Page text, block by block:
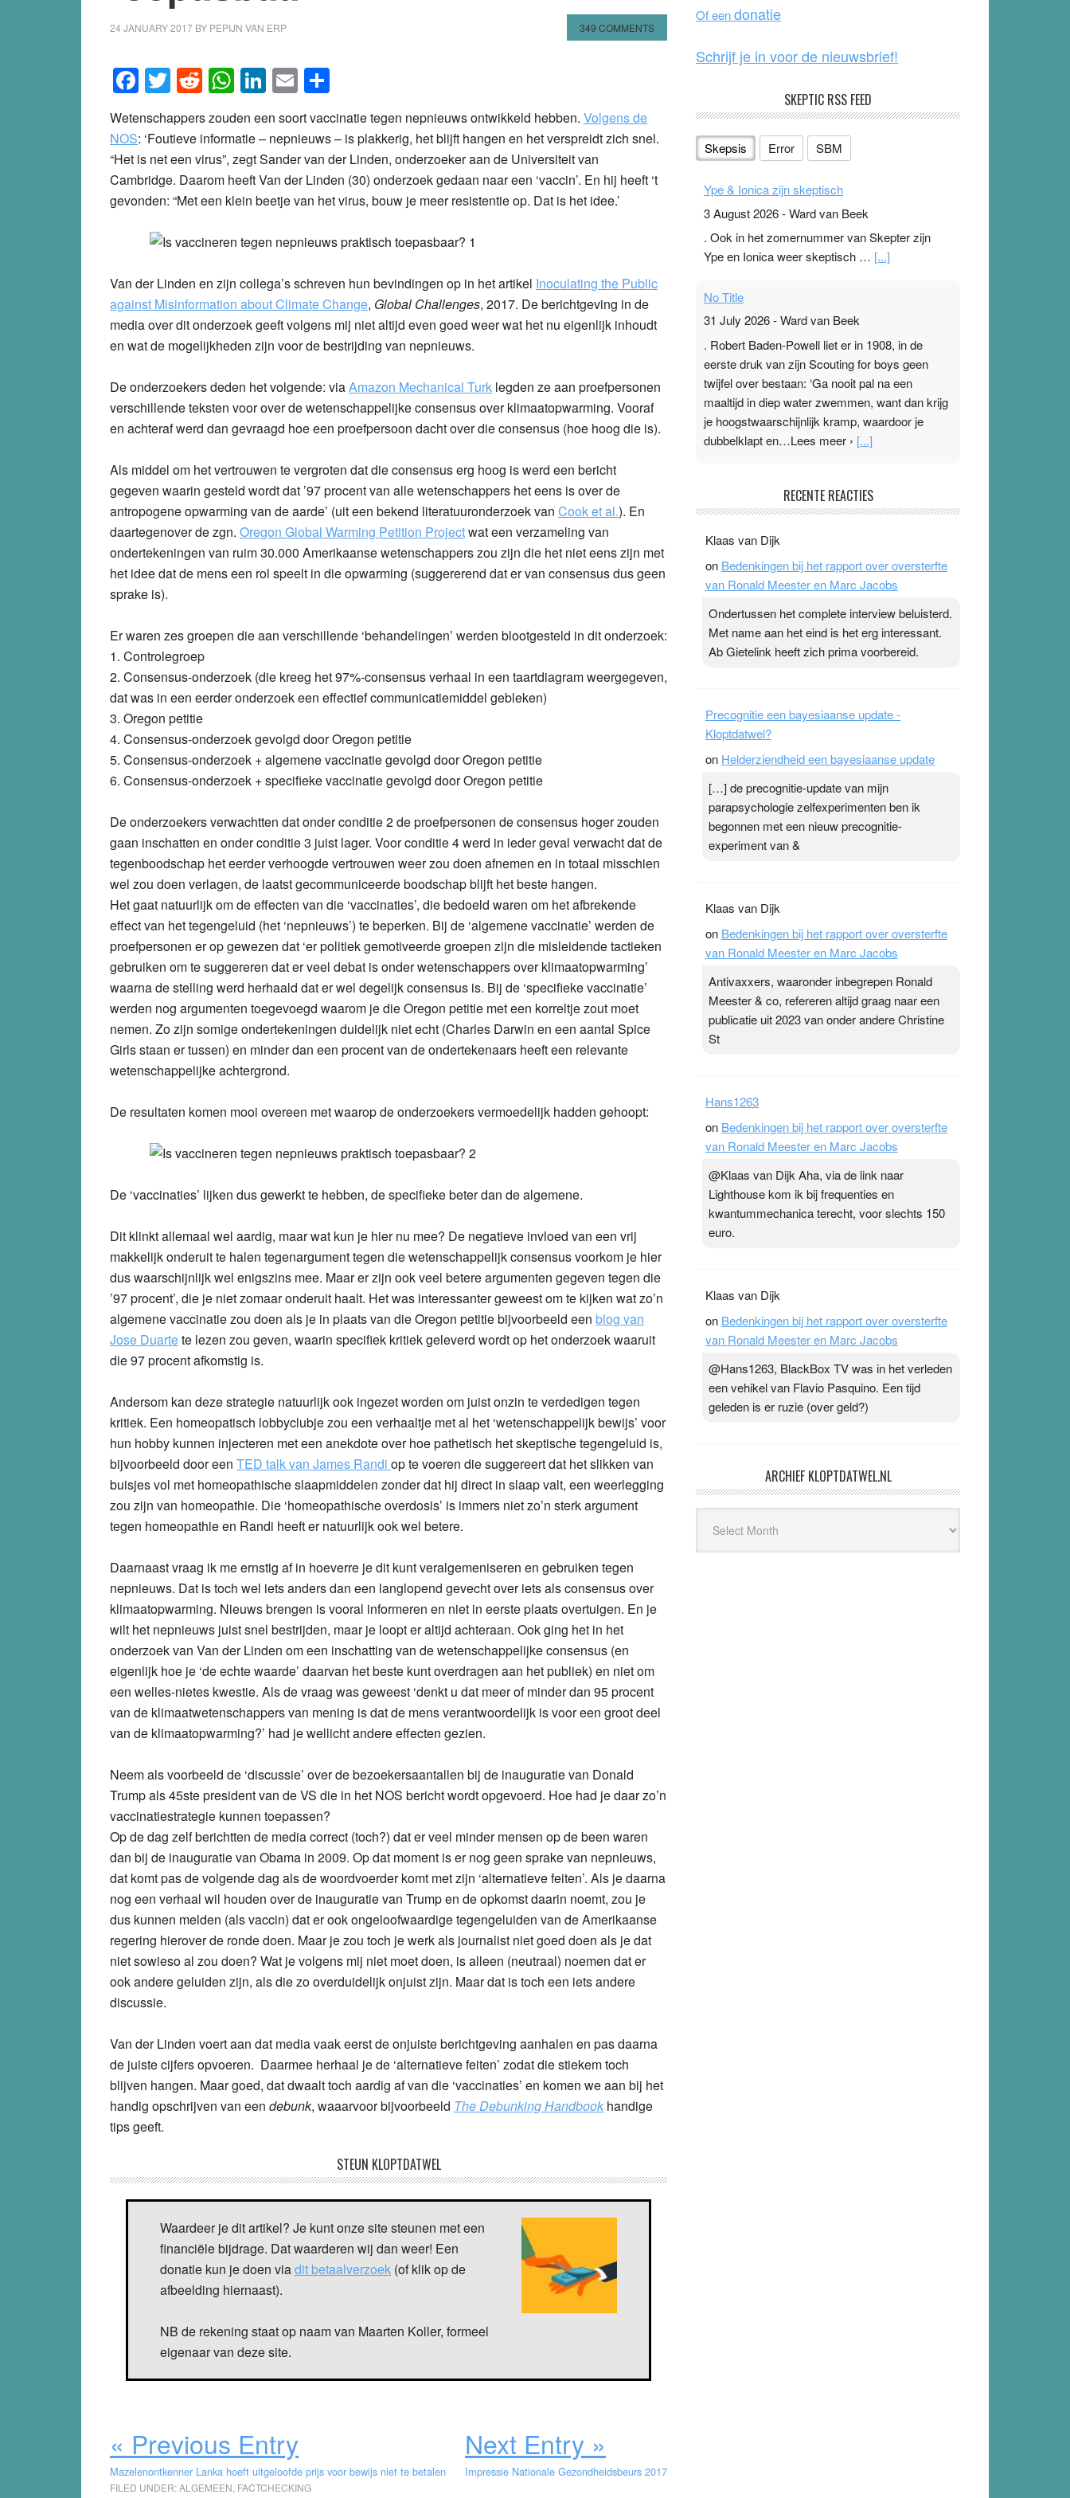
24 JANUARY 2017 BY PEPIJN VAN ERP 349 COMMENTS
Facebook
Twitter
Reddit
WhatsApp
LinkedIn
Email
Wetenschappers zouden een soort vaccinatie tegen nepnieuws ontwikkeld hebben. Volgens de
NOS: ‘Foutieve informatie – nepnieuws – is plakkerig, het blijft hangen en het verspreidt zich snel.
“Het is net een virus”, zegt Sander van der Linden, onderzoeker aan de Universiteit van
Cambridge. Daarom heeft Van der Linden (30) onderzoek gedaan naar een ‘vaccin’. En hij heeft ‘t
gevonden: “Met een klein beetje van het virus, bouw je meer resistentie op. Dat is het idee.’
Van der Linden en zijn collega’s schreven hun bevindingen op in het artikel Inoculating the Public
against Misinformation about Climate Change, Global Challenges, 2017. De berichtgeving in de
media over dit onderzoek geeft volgens mij niet altijd even goed weer wat het nu eigenlijk inhoudt
en wat de mogelijkheden zijn voor de bestrijding van nepnieuws.
De onderzoekers deden het volgende: viaAmazon Mechanical Turk legden ze aan proefpersonen
verschillende teksten voor over de wetenschappelijke consensus over klimaatopwarming. Vooraf
en achteraf werd dan gevraagd hoe een proefpersoon dacht over die consensus (hoe hoog die is).
Als middel om het vertrouwen te vergroten dat die consensus erg hoog is werd een bericht
gegeven waarin gesteld wordt dat ’97 procent van alle wetenschappers het eens is over de
antropogene opwarming van de aarde’ (uit een bekend literatuuronderzoek van Cook et al.). En
daartegenover de zgn. Oregon Global Warming Petition Projectwat een verzameling van
ondertekeningen van ruim 30.000 Amerikaanse wetenschappers zou zijn die het niet eens zijn met
het idee dat de mens een rol speelt in die opwarming (suggererend dat er van consensus dus geen
sprake is).
Er waren zes groepen die aan verschillende ‘behandelingen’ werden blootgesteld in dit onderzoek:
1. Controlegroep
2. Consensus-onderzoek (die kreeg het 97%-consensus verhaal in een taartdiagram weergegeven,
dat was in een eerder onderzoek een effectief communicatiemiddel gebleken)
3. Oregon petitie
4. Consensus-onderzoek gevolgd door Oregon petitie
5. Consensus-onderzoek +algemene vaccinatiegevolgd door Oregon petitie
6. Consensus-onderzoek +specifieke vaccinatiegevolgd door Oregon petitie
De onderzoekers verwachtten dat onder conditie 2 de proefpersonen de consensus hoger zouden
gaan inschatten en onder conditie 3 juist lager. Voor conditie 4 werd in ieder geval verwacht dat de
tegenboodschap het eerder verhoogde vertrouwen weer zou doen afnemen en in totaal misschien
wel zou doen verlagen, de laatst gecommuniceerde boodschap blijft het beste hangen.
Het gaat natuurlijk om de effecten van die ‘vaccinaties’, die bedoeld waren om het afbrekende
effect van het tegengeluid (het ‘nepnieuws’) te beperken. Bij de ‘algemene vaccinatie’ werden de
proefpersonen er op gewezen dat ‘er politiek gemotiveerde groepen zijn die misleidende tactieken
gebruiken om te suggereren dat er veel debat is onder wetenschappers over klimaatopwarming’
waarna de stelling werd herhaald dat er wel degelijk consensus is. Bij de ‘specifieke vaccinatie’
werden nog argumenten toegevoegd waarom je die Oregon petitie met een korreltje zout moet
nemen. Zo zijn somige ondertekeningen duidelijk niet echt (Charles Darwin en een aantal Spice
Girls staan er tussen) en minder dan een procent van de ondertekenaars heeft een relevante
wetenschappelijke achtergrond.
De resultaten komen mooi overeen met waarop de onderzoekers vermoedelijk hadden gehoopt:
De ‘vaccinaties’ lijken dus gewerkt te hebben, de specifieke beter dan de algemene.
Dit klinkt allemaal wel aardig, maar wat kun je hier nu mee? De negatieve invloed van een vrij
makkelijk onderuit te halen tegenargument tegen die wetenschappelijk consensus voorkom je hier
dus waarschijnlijk wel enigszins mee. Maar er zijn ook veel betere argumenten gegeven tegen die
’97 procent’, die je niet zomaar onderuit haalt. Het was interessanter geweest om te kijken wat zo’n
algemene vaccinatie zou doen als je in plaats van die Oregon petitie bijvoorbeeld een blog van
Jose Duartete lezen zou geven, waarin specifiek kritiek geleverd wordt op het onderzoek waaruit
die 97 procent afkomstig is.
Andersom kan deze strategie natuurlijk ook ingezet worden om juist onzin te verdedigen tegen
kritiek. Een homeopatisch lobbyclubje zou een verhaaltje met al het ‘wetenschappelijk bewijs’ voor
hun hobby kunnen injecteren met een anekdote over hoe pathetisch het skeptische tegengeluid is,
bijvoorbeeld door een TED talk van James Randi op te voeren die suggereert dat het slikken van
buisjes vol met homeopathische slaapmiddelen zonder dat hij direct in slaap valt, een weerlegging
zou zijn van homeopathie. Die ‘homeopathische overdosis’ is immers niet zo’n sterk argument
tegen homeopathie en Randi heeft er natuurlijk ook wel betere.
Daarnaast vraag ik me ernstig af in hoeverre je dit kunt veralgemeniseren en gebruiken tegen
nepnieuws. Dat is toch wel iets anders dan een langlopend gevecht over iets als consensus over
klimaatopwarming. Nieuws brengen is vooral informeren en niet in eerste plaats overtuigen. En je
wilt het nepnieuws juist snel bestrijden, maar je loopt er altijd achteraan. Ook ging het in het
onderzoek van Van der Linden om een inschatting van de wetenschappelijke consensus (en
eigenlijk hoe je ‘de echte waarde’ daarvan het beste kunt overdragen aan het publiek) en niet om
een welles-nietes kwestie. Als de vraag was geweest ‘denkt u dat meer of minder dan 95 procent
van de klimaatwetenschappers van mening is dat de mens verantwoordelijk is voor een groot deel
van de klimaatopwarming?’ had je wellicht andere effecten gezien.
Neem als voorbeeld de ‘discussie’ over de bezoekersaantallen bij de inauguratie van Donald
Trump als 45ste president van de VS die in het NOS bericht wordt opgevoerd. Hoe had je daar zo’n
vaccinatiestrategie kunnen toepassen?
Op de dag zelf berichtten de media correct (toch?) dat er veel minder mensen op de been waren
dan bij de inauguratie van Obama in 2009. Op dat moment is er nog geen sprake van nepnieuws,
dat komt pas de volgende dag als de woordvoerder komt met zijn ‘alternatieve feiten’. Als je daarna
nog een verhaal wil houden over de inauguratie van Trump en de opkomst daarin noemt, zou je
dus kunnen melden (als vaccin) dat er ook ongeloofwaardige tegengeluiden van de Amerikaanse
regering hierover de ronde doen. Maar je zou toch je werk als journalist niet goed doen als je dat
niet sowieso al zou doen? Wat je volgens mij niet moet doen, is alleen (neutraal) noemen dat er
ook andere geluiden zijn, als die zo overduidelijk onjuist zijn. Maar dat is toch een iets andere
discussie.
Van der Linden voert aan dat media vaak eerst de onjuiste berichtgeving aanhalen en pas daarna
de juiste cijfers opvoeren. Daarmee herhaal je de ‘alternatieve feiten’ zodat die stiekem toch
blijven hangen. Maar goed, dat dwaalt toch aardig af van die ‘vaccinaties’ en komen we aan bij het
handig opschrijven van een debunk, waaarvoor bijvoorbeeld The Debunking Handbook handige
tips geeft.
STEUN KLOPTDATWEL
Waardeer je dit artikel? Je kunt onze site steunen met een
financiële bijdrage. Dat waarderen wij dan weer! Een
donatie kun je doen viadit betaalverzoek (of klik op de
afbeelding hiernaast).
NB de rekening staat op naam van Maarten Koller, formeel
eigenaar van deze site.
« Previous Entry
Mazelenontkenner Lanka hoeft uitgeloofde prijs voor bewijs niet te betalen
Next Entry »
Impressie Nationale Gezondheidsbeurs 2017
FILED UNDER:ALGEMEEN FACTCHECKING
k
Of eendonatie
Schrijf je in voor de nieuwsbrief!
SKEPTIC RSS FEED
Skepsis Error SBM
Ype & Ionica zijn skeptisch
3 August 2026-Ward van Beek
. Ook in het zomernummer van Skepter zijn
Ype en Ionica weer skeptisch … [...]
No Title
31 July 2026-Ward van Beek
. Robert Baden-Powell liet er in 1908, in de
eerste druk van zijn Scouting for boys geen
twijfel over bestaan: ‘Ga nooit pal na een
maaltijd in diep water zwemmen, want dan krijg
je hoogstwaarschijnlijk kramp, waardoor je
dubbelklapt en…Lees meer › [...]
Ward van Beek
topsporters. Ze hopen ermee hun hartslag te
verlagen terwijl ze meer zuurstof opnemen.
Daarop heeft zo’n pleister geen effect. Maar het
zijn. Door…Lees meer Pleisterplakkers in de
topspsort › [...]
RECENTE REACTIES
Klaas van Dijk
on Bedenkingen bij het rapport over oversterfte
van Ronald Meester en Marc Jacobs
Ondertussen het complete interview beluisterd.
Met name aan het eind is het erg interessant.
Ab Gietelink heeft zich prima voorbereid.
Precognitie een bayesiaanse update -
Kloptdatwel?
on Helderziendheid een bayesiaanse update
[…] de precognitie-update van mijn
parapsychologie zelfexperimenten ben ik
begonnen met een nieuw precognitie-
experiment van &
Klaas van Dijk
on Bedenkingen bij het rapport over oversterfte
van Ronald Meester en Marc Jacobs
Antivaxxers, waaronder inbegrepen Ronald
Meester & co, refereren altijd graag naar een
publicatie uit 2023 van onder andere Christine
St
Hans1263
on Bedenkingen bij het rapport over oversterfte
van Ronald Meester en Marc Jacobs
@Klaas van Dijk Aha, via de link naar
Lighthouse kom ik bij frequenties en
kwantummechanica terecht, voor slechts 150
euro.
Klaas van Dijk
on Bedenkingen bij het rapport over oversterfte
van Ronald Meester en Marc Jacobs
@Hans1263, BlackBox TV was in het verleden
een vehikel van Flavio Pasquino. Een tijd
geleden is er ruzie (over geld?)
ARCHIEF KLOPTDATWEL.NL
Kloptdatwel.nl